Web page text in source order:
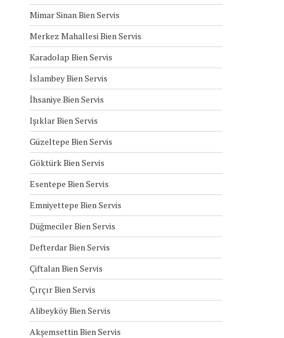
Mimar Sinan Bien Servis
Merkez Mahallesi Bien Servis
Karadolap Bien Servis
İslambey Bien Servis
İhsaniye Bien Servis
Işıklar Bien Servis
Güzeltepe Bien Servis
Göktürk Bien Servis
Esentepe Bien Servis
Emniyettepe Bien Servis
Düğmeciler Bien Servis
Defterdar Bien Servis
Çiftalan Bien Servis
Çırçır Bien Servis
Alibeyköy Bien Servis
Akşemsettin Bien Servis